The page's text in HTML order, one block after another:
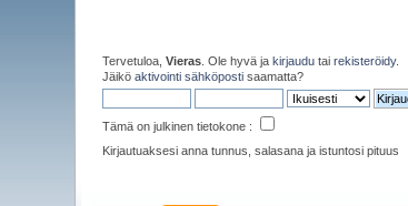
Tervetuloa,Vieras . Ole hyvä jakirjaudu tairekisteröidy.
Jäiköaktivointi sähköposti saamatta?
Tämä on julkinen tietokone :
Kirjautuaksesi anna tunnus, salasana ja istuntosi pituus